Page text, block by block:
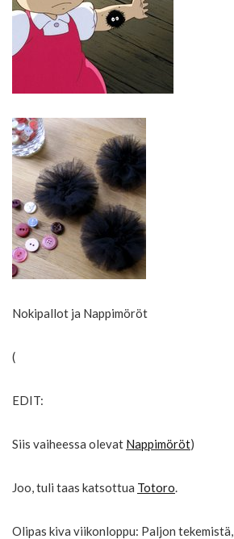
Nokipallot ja Nappimöröt
(
EDIT:
Siis vaiheessa olevat Nappimöröt)
Joo, tuli taas katsottua Totoro.
Olipas kiva viikonloppu: Paljon